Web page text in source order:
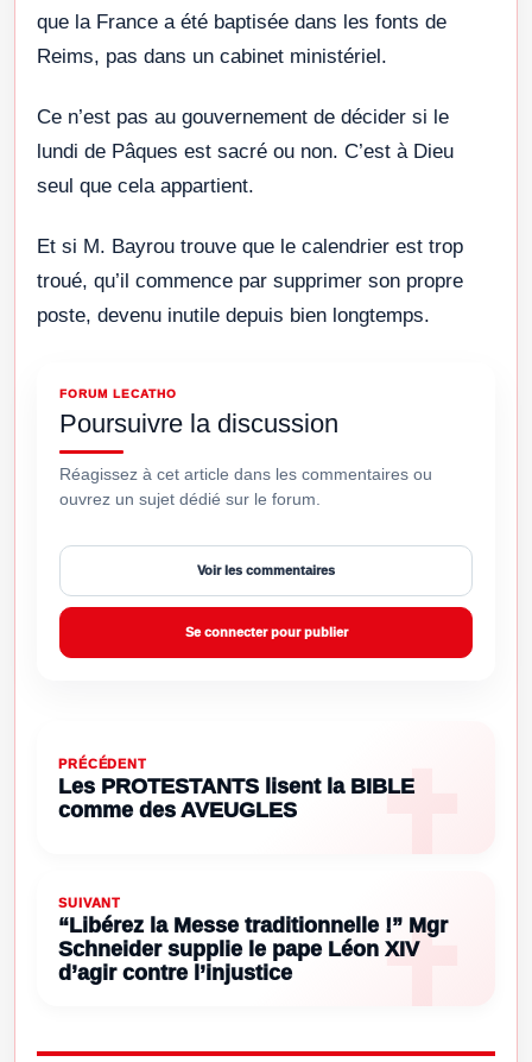
que la France a été baptisée dans les fonts de
Reims, pas dans un cabinet ministériel.
Ce n’est pas au gouvernement de décider si le
lundi de Pâques est sacré ou non. C’est à Dieu
seul que cela appartient.
Et si M. Bayrou trouve que le calendrier est trop
troué, qu’il commence par supprimer son propre
poste, devenu inutile depuis bien longtemps.
FORUM LECATHO
Poursuivre la discussion
Réagissez à cet article dans les commentaires ou
ouvrez un sujet dédié sur le forum.
Voir les commentaires
Se connecter pour publier
PRÉCÉDENT
Les PROTESTANTS lisent la BIBLE
comme des AVEUGLES
SUIVANT
“Libérez la Messe traditionnelle !” Mgr
Schneider supplie le pape Léon XIV
d’agir contre l’injustice